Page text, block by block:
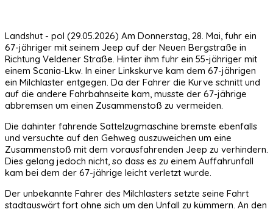
Landshut - pol (29.05.2026) Am Donnerstag, 28. Mai, fuhr ein
67-jähriger mit seinem Jeep auf der Neuen Bergstraße in
Richtung Veldener Straße. Hinter ihm fuhr ein 55-jähriger mit
einem Scania-Lkw. In einer Linkskurve kam dem 67-jährigen
ein Milchlaster entgegen. Da der Fahrer die Kurve schnitt und
auf die andere Fahrbahnseite kam, musste der 67-jährige
abbremsen um einen Zusammenstoß zu vermeiden.
Die dahinter fahrende Sattelzugmaschine bremste ebenfalls
und versuchte auf den Gehweg auszuweichen um eine
Zusammenstoß mit dem vorausfahrenden Jeep zu verhindern.
Dies gelang jedoch nicht, so dass es zu einem Auffahrunfall
kam bei dem der 67-jährige leicht verletzt wurde.
Der unbekannte Fahrer des Milchlasters setzte seine Fahrt
stadtauswärt fort ohne sich um den Unfall zu kümmern. An den